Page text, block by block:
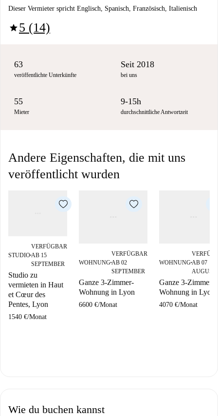
Dieser Vermieter spricht Englisch, Spanisch, Französisch, Italienisch
star5 (14)
63
veröffentlichte Unterkünfte
Seit 2018
bei uns
55
Mieter
9-15h
durchschnittliche Antwortzeit
Andere Eigenschaften, die mit uns
veröffentlicht wurden
STUDIO■
VERFÜGBAR
AB 15
SEPTEMBER
Studio zu
vermieten in Haut
et Cœur des
Pentes, Lyon
1540 €/Monat
WOHNUNG■
VERFÜGBAR
AB 02
SEPTEMBER
Ganze 3-Zimmer-
Wohnung in Lyon
6600 €/Monat
WOHNUNG■AB 07
AUGUST
Ganze 3-Zimmer-
Wohnung in Lyon
4070 €/Monat
Wie du buchen kannst